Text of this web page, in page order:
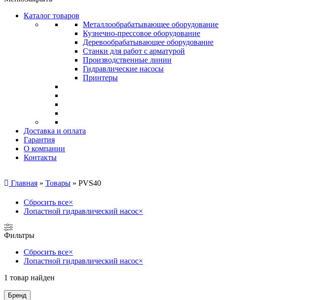
Каталог товаров
Металлообрабатывающее оборудование
Кузнечно-прессовое оборудование
Деревообрабатывающее оборудование
Станки для работ с арматурой
Производственные линии
Гидравлические насосы
Принтеры
Доставка и оплата
Гарантия
О компании
Контакты
Главная » Товары » PVS40
Сбросить все×
Лопастной гидравлический насос×
Фильтры
Сбросить все×
Лопастной гидравлический насос×
1 товар найден
Бренд